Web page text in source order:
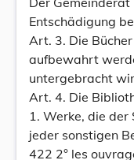
Entschädigung
Art. 3. Die
aufbewahrt
untergebracht
Art. 4. Die
1. Werke, die der
jeder sonstigen
422 2° les